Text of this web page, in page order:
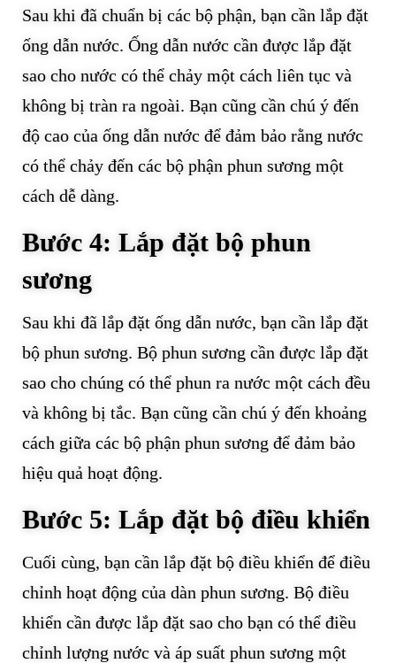
Sau khi đã chuẩn bị các bộ phận, bạn cần lắp đặt
ống dẫn nước. Ống dẫn nước cần được lắp đặt
sao cho nước có thể chảy một cách liên tục và
không bị tràn ra ngoài. Bạn cũng cần chú ý đến
độ cao của ống dẫn nước để đảm bảo rằng nước
có thể chảy đến các bộ phận phun sương một
cách dễ dàng.
Bước 4: Lắp đặt bộ phun
sương
Sau khi đã lắp đặt ống dẫn nước, bạn cần lắp đặt
bộ phun sương. Bộ phun sương cần được lắp đặt
sao cho chúng có thể phun ra nước một cách đều
và không bị tắc. Bạn cũng cần chú ý đến khoảng
cách giữa các bộ phận phun sương để đảm bảo
hiệu quả hoạt động.
Bước 5: Lắp đặt bộ điều khiển
Cuối cùng, bạn cần lắp đặt bộ điều khiển để điều
chỉnh hoạt động của dàn phun sương. Bộ điều
khiển cần được lắp đặt sao cho bạn có thể điều
chỉnh lượng nước và áp suất phun sương một